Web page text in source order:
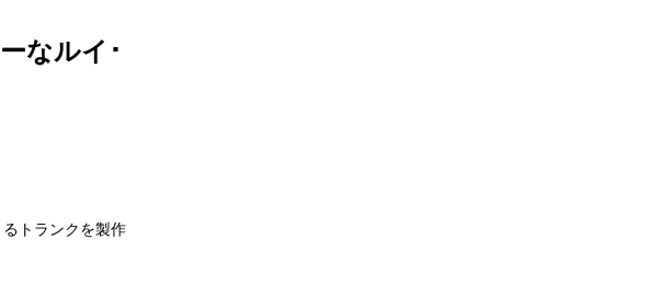
なルイ･
トランクを製作